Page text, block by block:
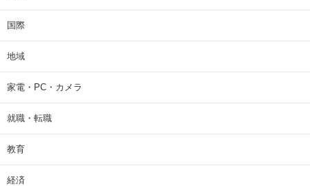
国際
地域
家電・PC・カメラ
就職・転職
教育
経済